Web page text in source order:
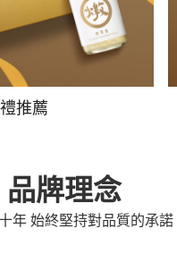
推薦
品牌理念
年 始終堅持對品質的承諾